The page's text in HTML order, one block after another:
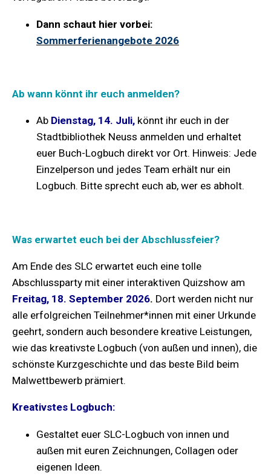
Dann schaut hier vorbei:
Sommerferienangebote 2026
Ab wann könnt ihr euch anmelden?
Ab Dienstag, 14. Juli, könnt ihr euch in der
Stadtbibliothek Neuss anmelden und erhaltet
euer Buch-Logbuch direkt vor Ort. Hinweis: Jede
Einzelperson und jedes Team erhält nur ein
Logbuch. Bitte sprecht euch ab, wer es abholt.
Was erwartet euch bei der Abschlussfeier?
Am Ende des SLC erwartet euch eine tolle
Abschlussparty mit einer interaktiven Quizshow am
Freitag, 18. September 2026. Dort werden nicht nur
alle erfolgreichen Teilnehmer*innen mit einer Urkunde
geehrt, sondern auch besondere kreative Leistungen,
wie das kreativste Logbuch (von außen und innen), die
schönste Kurzgeschichte und das beste Bild beim
Malwettbewerb prämiert.
Kreativstes Logbuch:
Gestaltet euer SLC-Logbuch von innen und
außen mit euren Zeichnungen, Collagen oder
eigenen Ideen.